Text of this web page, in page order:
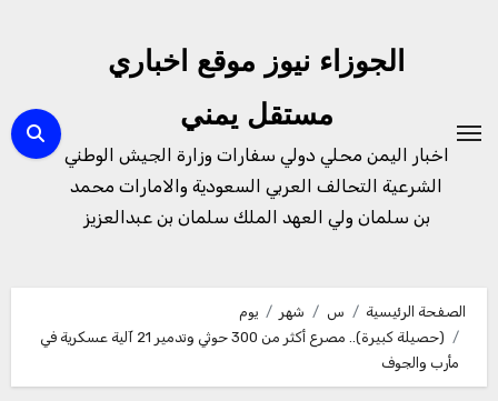
الجوزاء نيوز موقع اخباري
مستقل يمني
اخبار اليمن محلي دولي سفارات وزارة الجيش الوطني
الشرعية التحالف العربي السعودية والامارات محمد
بن سلمان ولي العهد الملك سلمان بن عبدالعزيز
الصفحة الرئيسية س شهر
يوم
(حصيلة كبيرة).. مصرع أكثر من 300 حوثي وتدمير 21 آلية عسكرية في
مأرب والجوف